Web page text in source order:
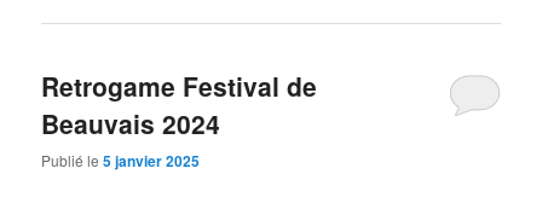
Retrogame Festival de
Beauvais 2024
Publié le5 janvier 2025